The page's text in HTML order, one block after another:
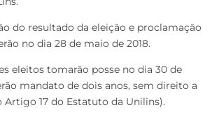
do resultado da eleição e proclamação
no dia 28 de maio de 2018.
eleitos tomarão posse no dia 30 de
mandato de dois anos, sem direito a
Artigo 17 do Estatuto da Unilins).